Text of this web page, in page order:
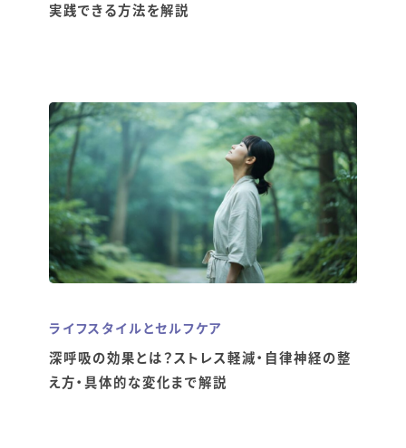
実践できる方法を解説
ライフスタイルとセルフケア
深呼吸の効果とは？ストレス軽減・自律神経の整
え方・具体的な変化まで解説